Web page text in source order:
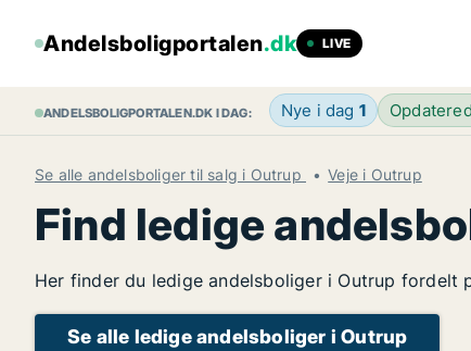
Andelsboligportalen.dk LIVE
ANDELSBOLIGPORTALEN.DK I DAG: Nye i dag 1
Se alle andelsboliger til salg i Outrup Veje i Outrup
Find ledige
Her finder du ledige andelsboliger i Outrup fordelt
Se alle ledige andelsboliger i Outrup